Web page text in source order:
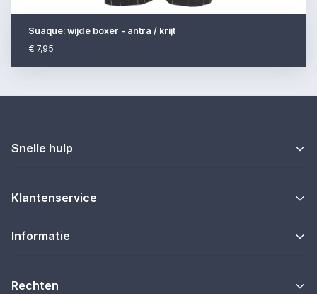
Suaque: wijde boxer - antra / krijt
€ 7,95
Snelle hulp
Klantenservice
Informatie
Rechten